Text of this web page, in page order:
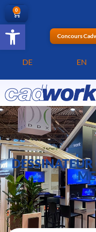
Ouvrir la barre d’outils
0
Concours
DE EN